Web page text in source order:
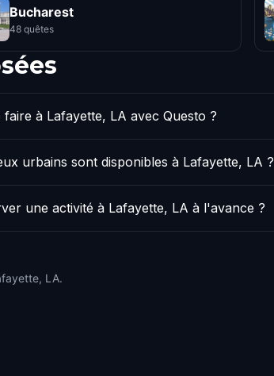
Bucharest
48 quêtes
faire à Lafayette, LA avec Questo ?
urbains sont disponibles à Lafayette, LA ?
une activité à Lafayette, LA à l'avance ?
LA.